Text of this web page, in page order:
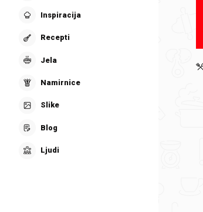
Inspiracija
Recepti
Jela
Namirnice
Slike
Blog
Ljudi